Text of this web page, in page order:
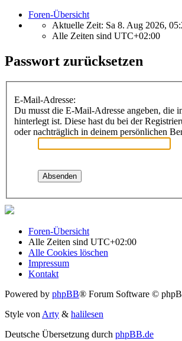
Foren-Übersicht
Aktuelle Zeit: Sa 8. Aug 2026,
Alle Zeiten sind UTC+02:00
Passwort zurücksetzen
E-Mail-Adresse:
Du musst die E-Mail-Adresse angeben, die
hinterlegt ist. Diese hast du bei der
oder nachträglich in deinem persönlichen
Foren-Übersicht
Alle Zeiten sind UTC+02:00
Alle Cookies löschen
Impressum
Kontakt
Powered by phpBB® Forum Software ©
Style vonArty & halilesen
Deutsche Übersetzung durch phpBB.de